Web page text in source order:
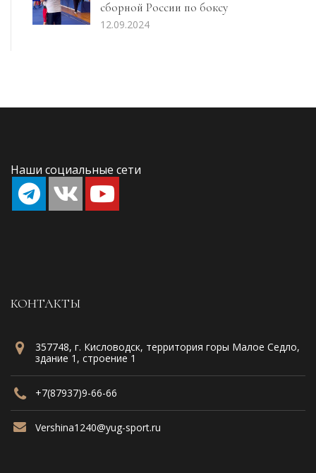
сборной России по боксу
12.09.2024
Наши социальные сети
КОНТАКТЫ
357748, г. Кисловодск, территория горы Малое Седло,
здание 1, строение 1
+7(87937)9-66-66
Vershina1240@yug-sport.ru